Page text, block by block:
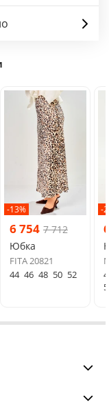
-13%
6 754 7 712
Юбка
FITA 20821
44 46 48 50 52
-